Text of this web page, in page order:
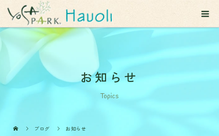
お知らせ
Topics
ブログ お知らせ